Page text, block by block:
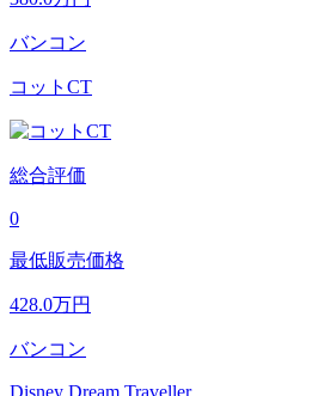
バンコン
コットCT
総合評価
0
最低販売価格
428.0万円
バンコン
Disney Dream Traveller